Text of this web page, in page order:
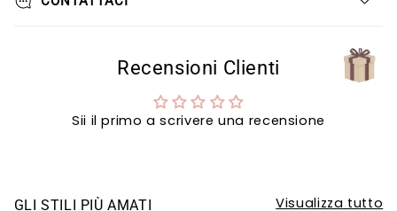
Recensioni Clienti
Sii il primo a scrivere una recensione
GLI STILI PIÙ AMATI Visualizza tutto